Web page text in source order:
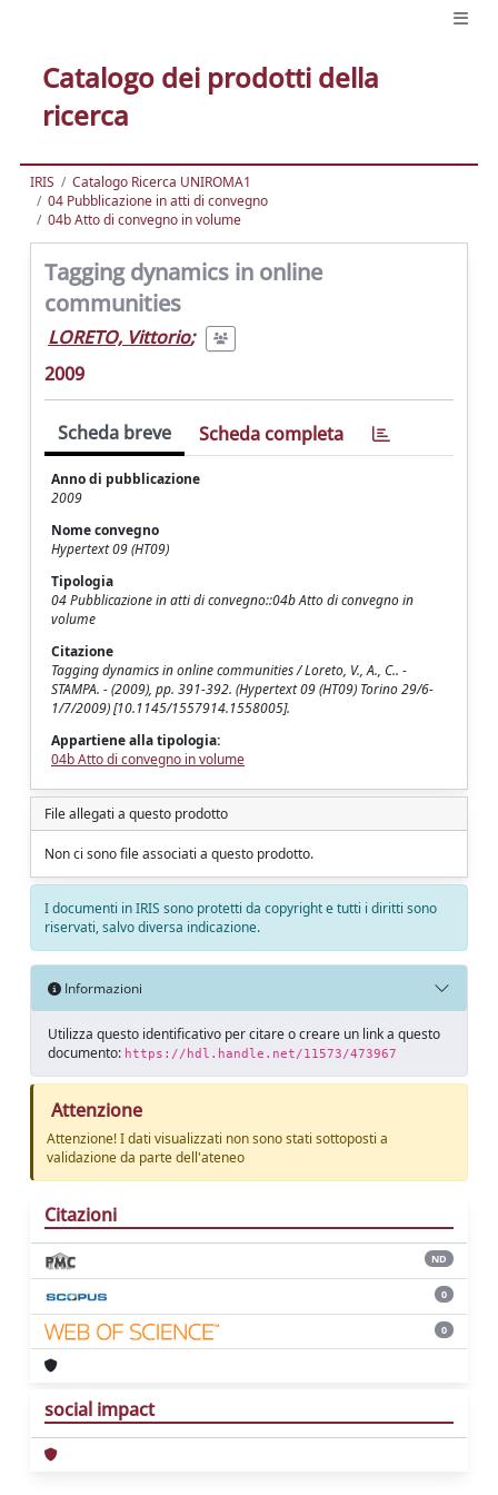
Catalogo dei prodotti della
ricerca
IRIS
Catalogo Ricerca UNIROMA1
04 Pubblicazione in atti di convegno
04b Atto di convegno in volume
Tagging dynamics in online
communities
LORETO, Vittorio;
2009
Scheda breve Scheda completa
Anno di pubblicazione
2009
Nome convegno
Hypertext 09 (HT09)
Tipologia
04 Pubblicazione in atti di convegno::04b Atto di convegno in
volume
Citazione
Tagging dynamics in online communities / Loreto, V., A., C.. -
STAMPA. - (2009), pp. 391-392. (Hypertext 09 (HT09) Torino 29/6-
1/7/2009) [10.1145/1557914.1558005].
Appartiene alla tipologia:
04b Atto di convegno in volume
File allegati a questo prodotto
Non ci sono file associati a questo prodotto.
I documenti in IRIS sono protetti da copyright e tutti i diritti sono
riservati, salvo diversa indicazione.
Informazioni
Utilizza questo identificativo per citare o creare un link a questo
documento: https://hdl.handle.net/11573/473967
Attenzione
Attenzione! I dati visualizzati non sono stati sottoposti a
validazione da parte dell'ateneo
Citazioni
ND
0
0
social impact